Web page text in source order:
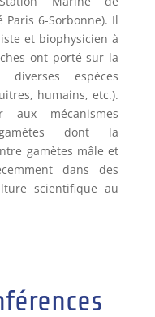
6-Sorbonne). Il
et biophysicien à
ont porté sur la
diverses espèces
humains, etc.).
aux mécanismes
dont la
gamètes mâle et
dans des
scientifique au